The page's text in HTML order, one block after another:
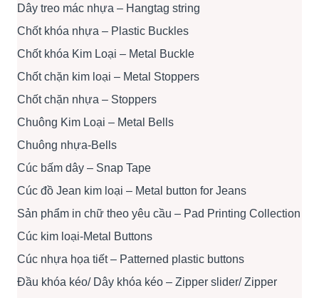
Dây treo mác nhựa – Hangtag string
Chốt khóa nhựa – Plastic Buckles
Chốt khóa Kim Loại – Metal Buckle
Chốt chặn kim loại – Metal Stoppers
Chốt chặn nhựa – Stoppers
Chuông Kim Loại – Metal Bells
Chuông nhựa-Bells
Cúc bấm dây – Snap Tape
Cúc đồ Jean kim loại – Metal button for Jeans
Sản phẩm in chữ theo yêu cầu – Pad Printing Collection
Cúc kim loại-Metal Buttons
Cúc nhựa họa tiết – Patterned plastic buttons
Đầu khóa kéo/ Dây khóa kéo – Zipper slider/ Zipper